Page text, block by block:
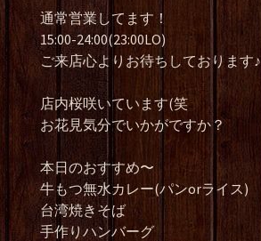
通常営業してます！
15:00-24:00(23:00LO)
ご来店心よりお待ちしております♪
店内桜咲いています(笑
お花見気分でいかがですか？
本日のおすすめ〜
牛もつ無水カレー(パンorライス)
台湾焼きそば
手作りハンバーグ